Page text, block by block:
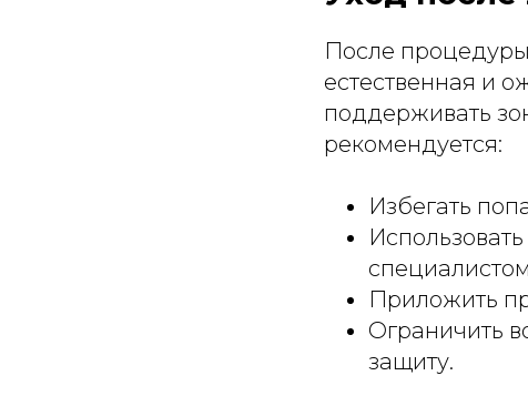
После процедуры
естественная и
поддерживать
рекомендуется:
Избегать
Приложить
Ограничить
защиту.